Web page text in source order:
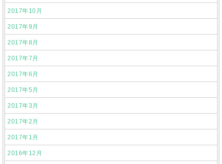
2017年10月
2017年9月
2017年8月
2017年7月
2017年6月
2017年5月
2017年3月
2017年2月
2017年1月
2016年12月